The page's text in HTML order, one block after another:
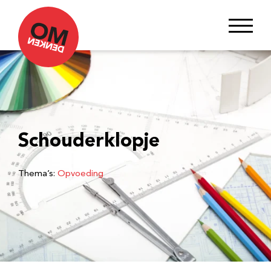
Schouderklopje
Thema’s: Opvoeding